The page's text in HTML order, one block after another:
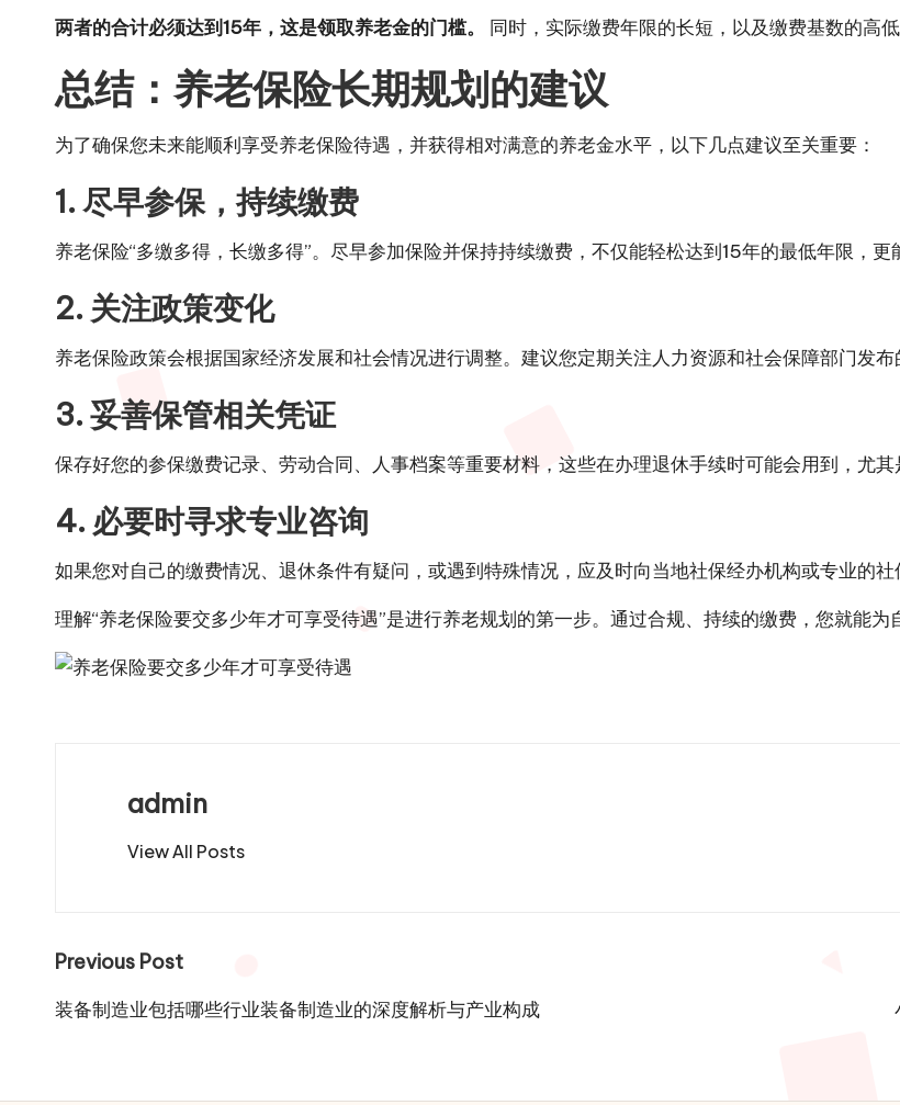
两者的合计必须达到15年，这是领取养老金的门槛。 同时，实际缴费年限的长短，以及缴费基数的高
总结：养老保险长期规划的建议
为了确保您未来能顺利享受养老保险待遇，并获得相对满意的养老金水平，以下几点建议至关重要：
1. 尽早参保，持续缴费
养老保险“多缴多得，长缴多得”。尽早参加保险并保持持续缴费，不仅能轻松达到15年的最低年限，更
2. 关注政策变化
养老保险政策会根据国家经济发展和社会情况进行调整。建议您定期关注人力资源和社会保障部门发布
3. 妥善保管相关凭证
保存好您的参保缴费记录、劳动合同、人事档案等重要材料，这些在办理退休手续时可能会用到，尤其
4. 必要时寻求专业咨询
如果您对自己的缴费情况、退休条件有疑问，或遇到特殊情况，应及时向当地社保经办机构或专业的社
理解“养老保险要交多少年才可享受待遇”是进行养老规划的第一步。通过合规、持续的缴费，您就能为
admin
View All Posts
Post
navigation
Previous Post
装备制造业包括哪些行业装备制造业的深度解析与产业构成